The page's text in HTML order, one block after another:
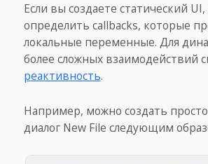
Если вы создаете статический
определить callbacks, которые
локальные переменные. Для
более сложных взаимодействий
реактивность.
Например, можно создать
диалог New File следующим